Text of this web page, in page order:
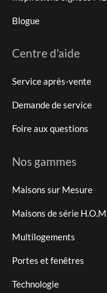
Blogue
Centre d'aide
Service après-vente
Demande de service
Foire aux questions
Nos gammes
Maisons sur Mesure
Maisons de série H.O.M
Multilogements
Portes et fenêtres
Technologie